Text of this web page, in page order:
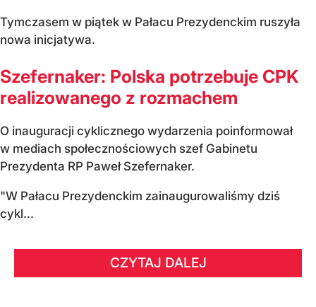
Tymczasem w piątek w Pałacu Prezydenckim ruszyła
nowa inicjatywa.
Szefernaker: Polska potrzebuje CPK
realizowanego z rozmachem
O inauguracji cyklicznego wydarzenia poinformował
w mediach społecznościowych szef Gabinetu
Prezydenta RP Paweł Szefernaker.
"W Pałacu Prezydenckim zainaugurowaliśmy dziś
cykl...
CZYTAJ DALEJ